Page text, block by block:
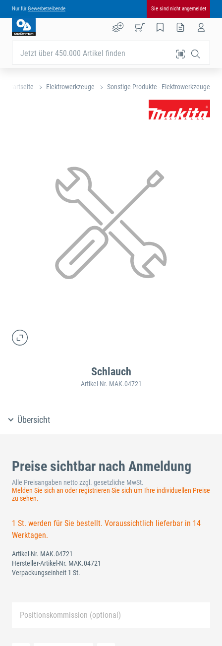
Nur für Gewerbetreibende Sie sind nicht angemeldet
Jetzt über 450.000 Artikel finden
Startseite Elektrowerkzeuge Sonstige Produkte - Elektrowerkzeuge
Schlauch
Artikel-Nr. MAK.04721
Übersicht
Preise sichtbar nach Anmeldung
Alle Preisangaben netto zzgl. gesetzliche MwSt.
Melden Sie sich an oder registrieren Sie sich um Ihre individuellen Preise
zu sehen.
1 St. werden für Sie bestellt. Voraussichtlich lieferbar in 14
Werktagen.
Artikel-Nr. MAK.04721
Hersteller-Artikel-Nr. MAK.04721
Verpackungseinheit 1 St.
Positionskommission (optional)